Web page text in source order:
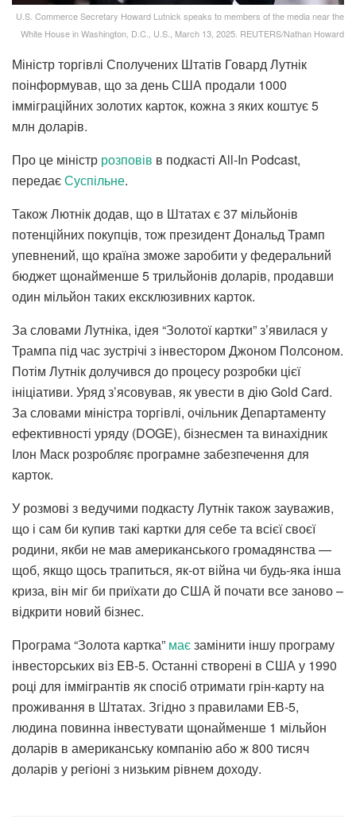
U.S. Commerce Secretary Howard Lutnick speaks to members of the media near the
White House in Washington, D.C., U.S., March 13, 2025. REUTERS/Nathan Howard
Міністр торгівлі Сполучених Штатів Говард Лутнік
поінформував, що за день США продали 1000
імміграційних золотих карток, кожна з яких коштує 5
млн доларів.
Про це міністр розповів в подкасті All-In Podcast,
передаєСуспільне.
Також Лютнік додав, що в Штатах є 37 мільйонів
потенційних покупців, тож президент Дональд Трамп
упевнений, що країна зможе заробити у федеральний
бюджет щонайменше 5 трильйонів доларів, продавши
один мільйон таких ексклюзивних карток.
За словами Лутніка, ідея “Золотої картки” з’явилася у
Трампа під час зустрічі з інвестором Джоном Полсоном.
Потім Лутнік долучився до процесу розробки цієї
ініціативи. Уряд з’ясовував, як увести в дію Gold Card.
За словами міністра торгівлі, очільник Департаменту
ефективності уряду (DOGE), бізнесмен та винахідник
Ілон Маск розробляє програмне забезпечення для
карток.
У розмові з ведучими подкасту Лутнік також зауважив,
що і сам би купив такі картки для себе та всієї своєї
родини, якби не мав американського громадянства —
щоб, якщо щось трапиться, як-от війна чи будь-яка інша
криза, він міг би приїхати до США й почати все заново –
відкрити новий бізнес.
Програма “Золота картка” маєзамінити іншу програму
інвесторських віз EB-5. Останні створені в США у 1990
році для іммігрантів як спосіб отримати грін-карту на
проживання в Штатах. Згідно з правилами ЕВ-5,
людина повинна інвестувати щонайменше 1 мільйон
доларів в американську компанію або ж 800 тисяч
доларів у регіоні з низьким рівнем доходу.